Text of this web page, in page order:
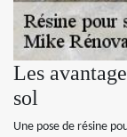
Les
sol
Une pose de résine